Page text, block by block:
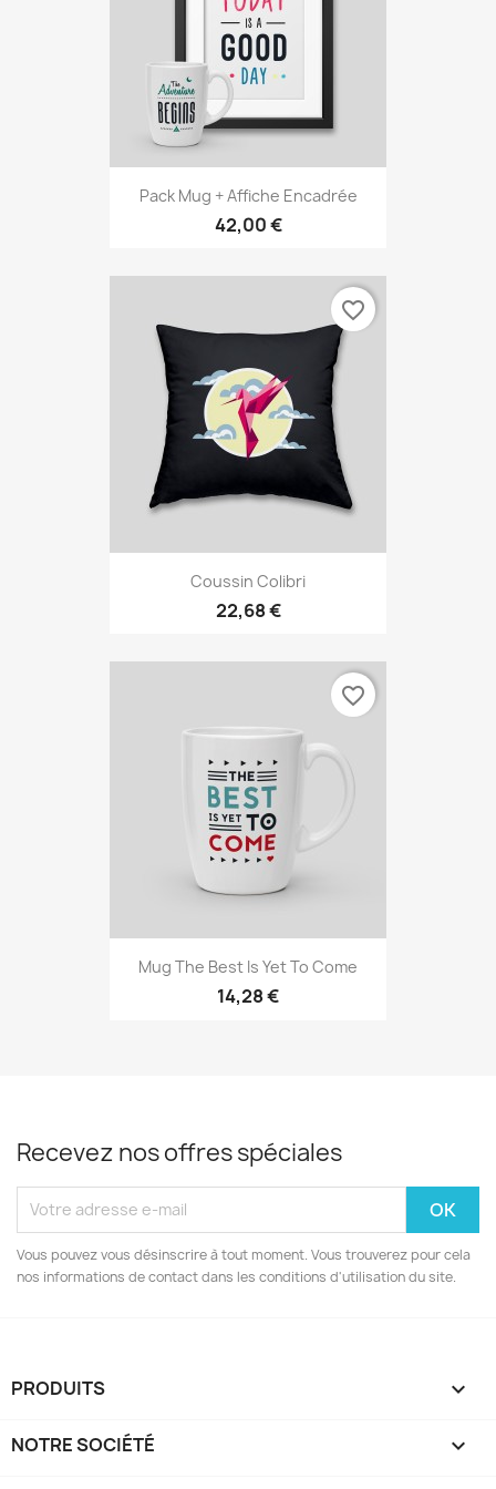
Pack Mug + Affiche Encadrée
42,00 €
Coussin Colibri
22,68 €
favorite_border
Mug The Best Is Yet To Come
14,28 €
favorite_border
Recevez nos offres spéciales
Vous pouvez vous désinscrire à tout moment. Vous trouverez pour cela
nos informations de contact dans les conditions d'utilisation du site.
PRODUITS 
NOTRE SOCIÉTÉ 